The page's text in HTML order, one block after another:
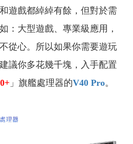
遊戲都綽綽有餘，但對於需
：大型遊戲、專業級應用，
從心。所以如果你需要遊玩
議你多花幾千塊，入手配置
」旗艦處理器的V40 Pro。